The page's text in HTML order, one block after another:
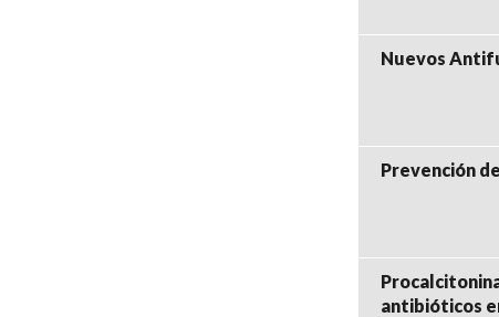
Nuevos
Prevención
antibióticos